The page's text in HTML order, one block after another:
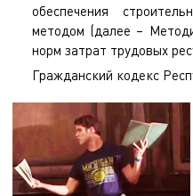
обеспечения
методом (далее –
норм затрат трудовых
Гражданский кодекс